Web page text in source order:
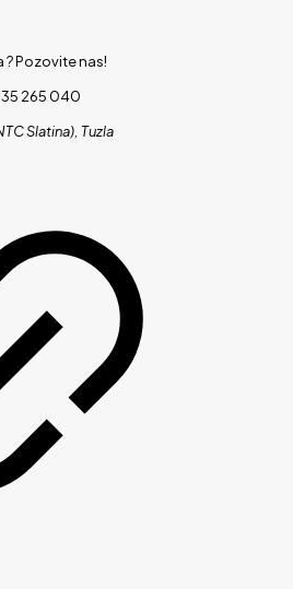
?Pozovite nas!
35 265 040
Slatina), Tuzla